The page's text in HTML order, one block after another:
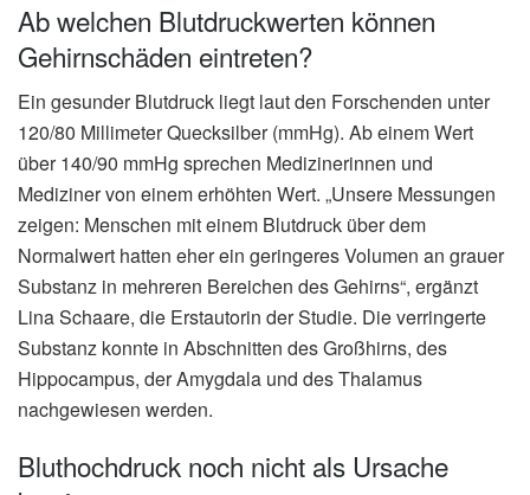
Ab welchen Blutdruckwerten können
Gehirnschäden eintreten?
Ein gesunder Blutdruck liegt laut den Forschenden unter
120/80 Millimeter Quecksilber (mmHg). Ab einem Wert
über 140/90 mmHg sprechen Medizinerinnen und
Mediziner von einem erhöhten Wert. „Unsere Messungen
zeigen: Menschen mit einem Blutdruck über dem
Normalwert hatten eher ein geringeres Volumen an grauer
Substanz in mehreren Bereichen des Gehirns“, ergänzt
Lina Schaare, die Erstautorin der Studie. Die verringerte
Substanz konnte in Abschnitten des Großhirns, des
Hippocampus, der Amygdala und des Thalamus
nachgewiesen werden.
Bluthochdruck noch nicht als Ursache